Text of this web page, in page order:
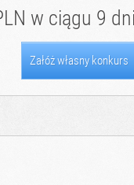
w ciągu 9
Załóż własny konkurs